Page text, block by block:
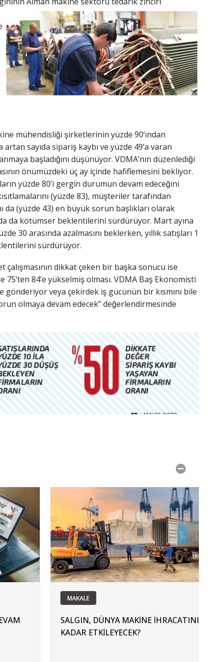
mühendisliği şirketlerinin yüzde 90’ından
sayıda sipariş kaybı ve yüzde 49’a varan
başladığını düşünüyor. VDMA’nın düzenlediği
önümüzdeki üç ay içinde hafiflemesini bekliyor.
yüzde 80’i gergin durumun devam edeceğini
(yüzde 83), müşteriler tarafından
(yüzde 43) en büyük sorun başlıkları olarak
da kötümser beklentilerini sürdürüyor. Mart ayına
30 arasında azalmasını beklerken, yıllık satışları 1
sürdürüyor.
dikkat çeken bir başka sonucu ise
84’e yükselmiş olması. VDMA Baş Ekonomisti
gönderiyor veya çekirdek iş gücünün bir kısmını bile
olmaya devam edecek” değerlendirmesinde
MAKALE
SALGIN, DÜNYA MAKİNE İHRACATINI NE
KADAR ETKİLEYECEK?